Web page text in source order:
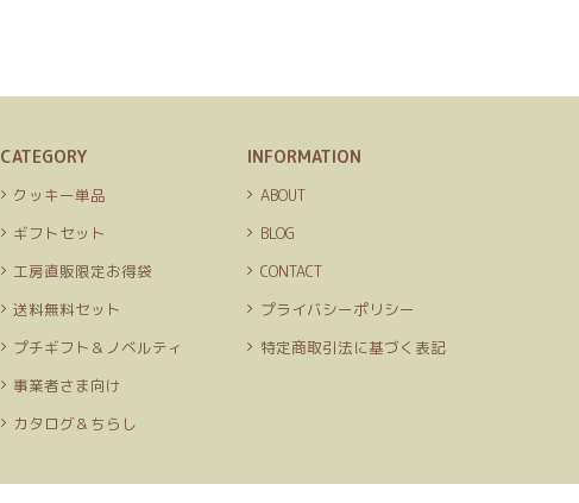
CATEGORY
クッキー単品
ギフトセット
工房直販限定お得袋
送料無料セット
プチギフト＆ノベルティ
事業者さま向け
カタログ＆ちらし
INFORMATION
ABOUT
BLOG
CONTACT
プライバシーポリシー
特定商取引法に基づく表記